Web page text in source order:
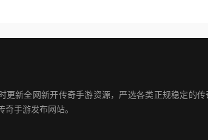
新全网新开传奇手游资源，严选各类正规稳定的
手游发布网站。